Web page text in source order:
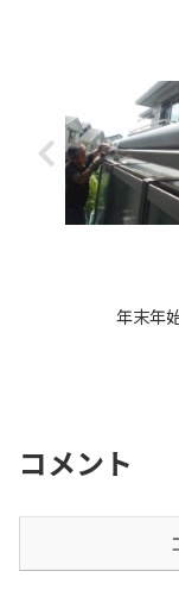
年末年
コメント